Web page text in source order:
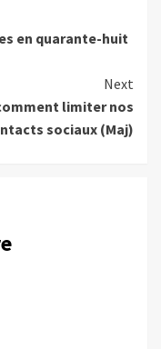
en quarante-huit
Next
limiter nos
sociaux (Maj)